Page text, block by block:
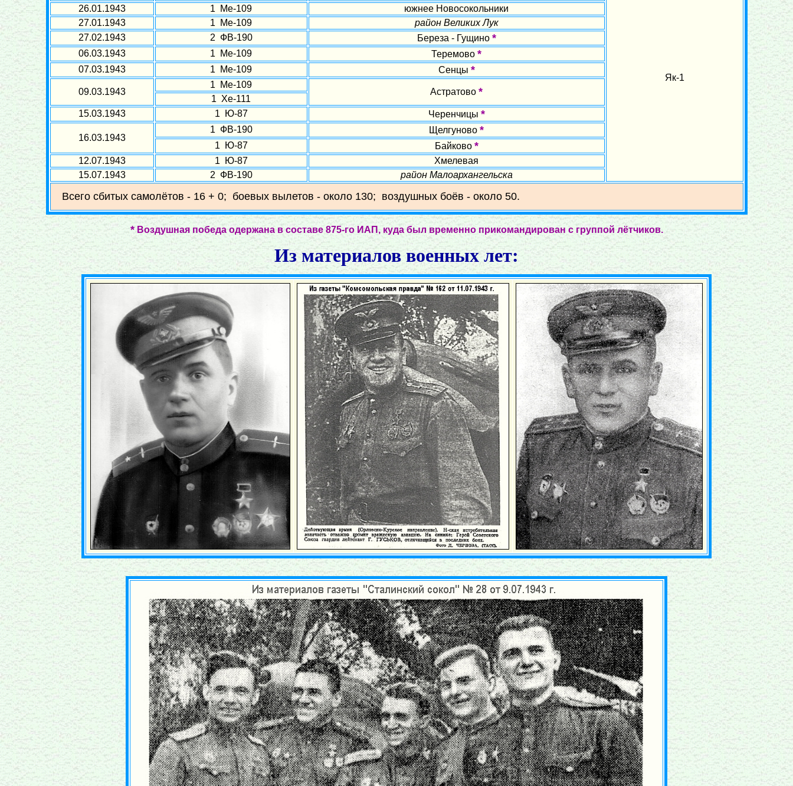
Як-1
26.01.1943
1 Ме-109
южнее Новосокольники
27.01.1943
1 Ме-109
район Великих Лук
27.02.1943
2 ФВ-190 Береза - Гущино *
06.03.1943 1 Ме-109 Теремово *
07.03.1943 1 Ме-109 Сенцы *
09.03.1943
1 Ме-109
Астратово *
1 Хе-111
15.03.1943
1 Ю-87 Черенчицы *
16.03.1943
1 ФВ-190 Щелгуново *
1 Ю-87 Байково *
12.07.1943 1 Ю-87
Хмелевая
15.07.1943
2 ФВ-190 район Малоархангельска
Всего сбитых самолётов - 16 + 0; боевых вылетов - около 130; воздушных боёв - около 50.
*Воздушная победа одержана в составе 875-го ИАП, куда был временно прикомандирован с группой лётчиков.
Из материалов военных лет: